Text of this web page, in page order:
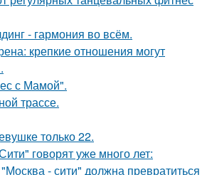
- гармония во всём.
крепкие отношения могут
с Мамой".
трассе.
только 22.
говорят уже много лет:
- сити" должна превратиться